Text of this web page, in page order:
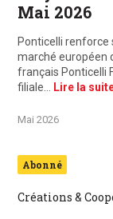
Mai 2026
Ponticelli renforce
marché européen
français Ponticelli
filiale…
Lire la
Mai 2026
Abonné
Créations &